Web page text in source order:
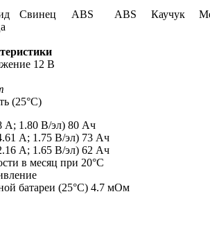
Свинец ABS ABS Каучук
12 В
(25°С)
А; 1.80 В/эл) 80 Ач
А; 1.75 В/эл) 73 Ач
А; 1.65 В/эл) 62 Ач
в месяц при 20°С
батареи (25°С) 4.7 мОм